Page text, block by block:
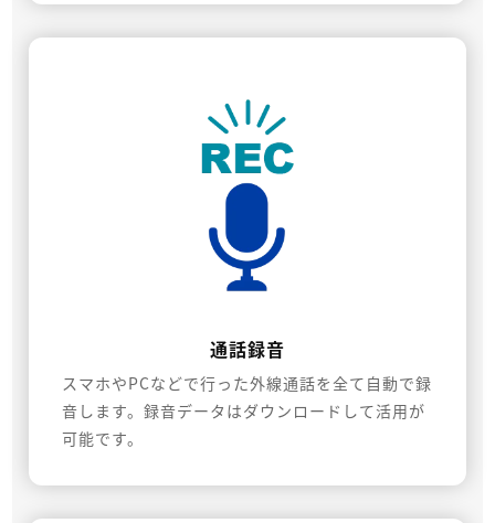
通話録音
スマホやPCなどで行った外線通話を全て自動で録
音します。録音データはダウンロードして活用が
可能です。